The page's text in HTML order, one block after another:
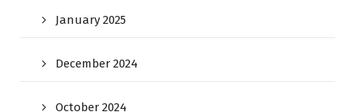
January 2025
December 2024
October 2024